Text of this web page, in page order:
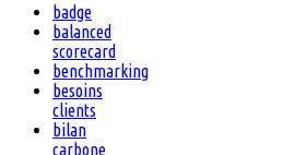
badge
balanced
scorecard
benchmarking
besoins
clients
bilan
carbone